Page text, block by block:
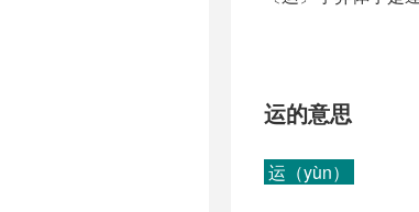
运的意思
运（yùn）